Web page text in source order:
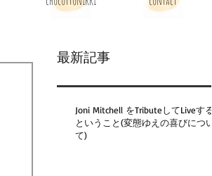
最新記事
Joni Mitchell をTributeしてLiveする
ということ(変態ゆえの喜びについ
て)